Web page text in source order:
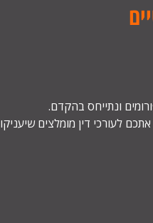
ונתייחס בהקדם.
לעורכי דין מומלצים שיעניקו